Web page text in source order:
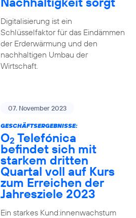
Digitalisierung ist ein
Schlüsselfaktor für das Eindämmen
der Erderwärmung und den
nachhaltigen Umbau der
Wirtschaft.
07. November 2023
GESCHÄFTSERGEBNISSE:
O2 Telefónica
befindet sich mit
starkem dritten
Quartal voll auf Kurs
zum Erreichen der
Jahresziele 2023
Ein starkes Kund:innenwachstum